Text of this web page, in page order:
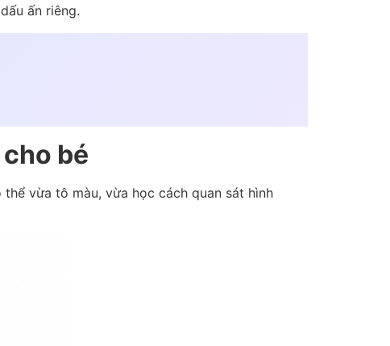
ấn riêng.
bé
vừa tô màu, vừa học cách quan sát hình